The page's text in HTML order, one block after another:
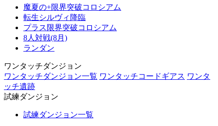
魔夏の+限界突破コロシアム
転生シルヴィ降臨
プラス限界突破コロシアム
8人対戦(8月)
ランダン
ワンタッチダンジョン
ワンタッチダンジョン一覧 ワンタッチコードギアス ワンタ
ッチ遺跡
試練ダンジョン
試練ダンジョン一覧